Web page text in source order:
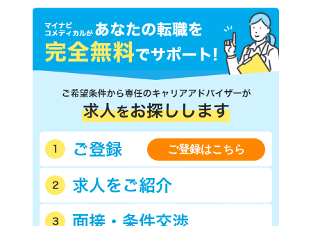
ご登録はこちら